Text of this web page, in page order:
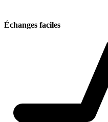
Échanges faciles